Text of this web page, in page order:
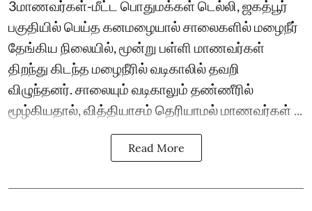
3மாணவர்கள்-மீட்ட பொதுமக்கள் டெல்லி, ஜகத்பூர்
பகுதியில் பெய்த கனமழையால் சாலைகளில் மழைநீர்
தேங்கிய நிலையில், மூன்று பள்ளி மாணவர்கள்
திறந்து கிடந்த மழைநீரில் வடிகாலில் தவறி
விழுந்தனர். சாலையும் வடிகாலும் தண்ணீரில்
மூழ்கியதால், வித்தியாசம் தெரியாமல் மாணவர்கள் ...
Read More